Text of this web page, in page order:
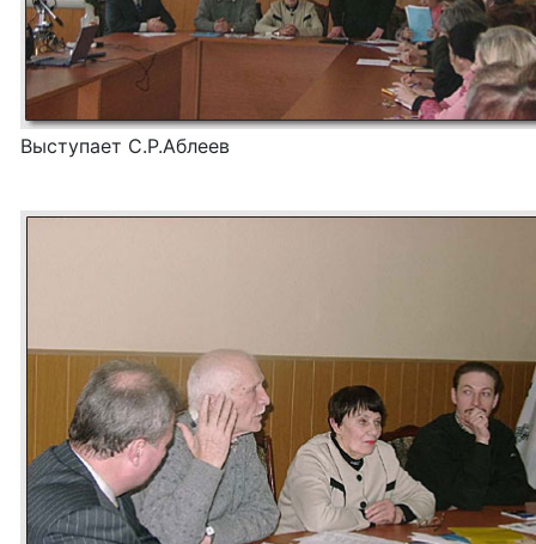
Выступает С.Р.Аблеев